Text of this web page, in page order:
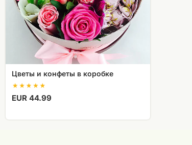
Цветы и конфеты в коробке
EUR 44.99